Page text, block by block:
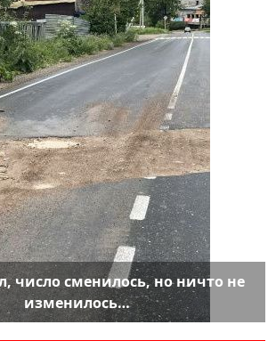
число сменилось, но ничто не
изменилось…